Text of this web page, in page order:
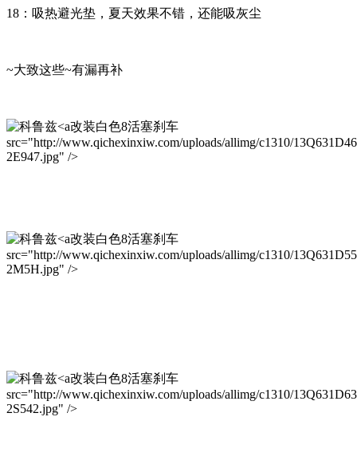
18：吸热避光垫，夏天效果不错，还能吸灰尘
~大致这些~有漏再补
改装白色8活塞刹车
src="http://www.qichexinxiw.com/uploads/allimg/c1310/
2E947.jpg" />
改装白色8活塞刹车
src="http://www.qichexinxiw.com/uploads/allimg/c1310/
2M5H.jpg" />
改装白色8活塞刹车
src="http://www.qichexinxiw.com/uploads/allimg/c1310/
2S542.jpg" />